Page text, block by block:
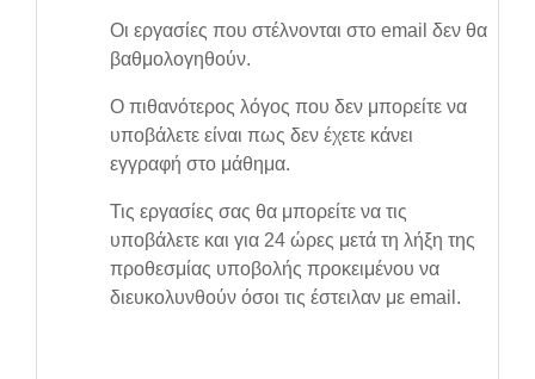
Οι εργασίες που στέλνονται στο email δεν θα
βαθμολογηθούν.
Ο πιθανότερος λόγος που δεν μπορείτε να
υποβάλετε είναι πως δεν έχετε κάνει
εγγραφή στο μάθημα.
Τις εργασίες σας θα μπορείτε να τις
υποβάλετε και για 24 ώρες μετά τη λήξη της
προθεσμίας υποβολής προκειμένου να
διευκολυνθούν όσοι τις έστειλαν με email.